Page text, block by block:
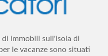
immobili sull'isola di
le vacanze sono situati